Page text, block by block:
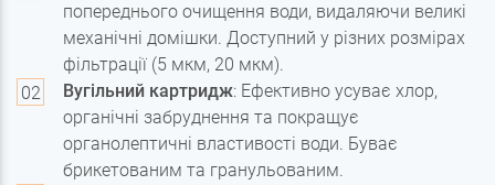
попереднього очищення води, видаляючи великі
механічні домішки. Доступний у різних розмірах
фільтрації (5 мкм, 20 мкм).
Вугільний картридж: Ефективно усуває хлор,
органічні забруднення та покращує
органолептичні властивості води. Буває
брикетованим та гранульованим.